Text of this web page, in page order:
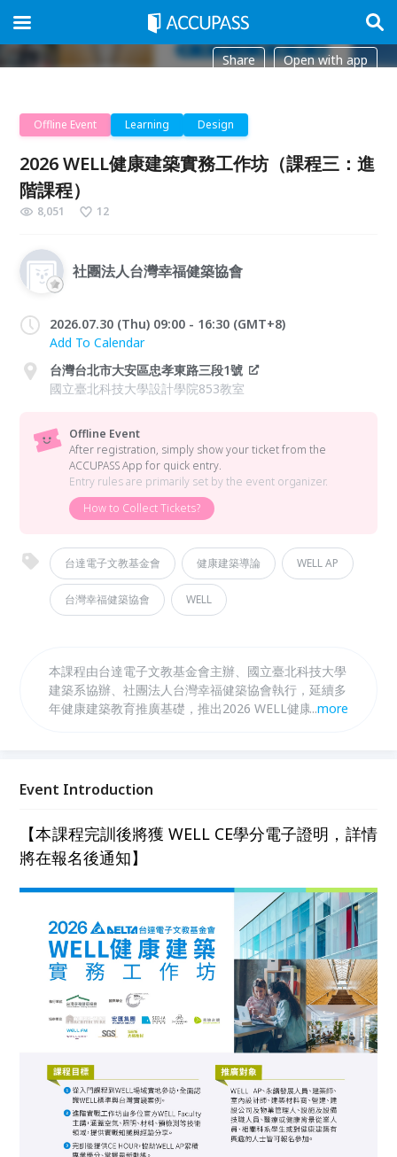
Share Open with app
Offline Event Learning Design
2026 WELL健康建築實務工作坊（課程三：進
階課程）
8,051 12
社團法人台灣幸福健築協會
2026.07.30 (Thu) 09:00 - 16:30 (GMT+8)
Add To Calendar
台灣台北市大安區忠孝東路三段1號
國立臺北科技大學設計學院853教室
Offline Event
After registration, simply show your ticket from the
ACCUPASS App for quick entry.
Entry rules are primarily set by the event organizer.
How to Collect Tickets?
台達電子文教基金會 健康建築導論 WELL AP
台灣幸福健築協會 WELL
本課程由台達電子文教基金會主辦、國立臺北科技大學
建築系協辦、社團法人台灣幸福健築協會執行，延續多
年健康建築教育推廣基礎，推出2026 WELL健康建築
金融等議題，協助建築、設計、永續與企業專業人士掌
...more
Event Introduction
【本課程完訓後將獲 WELL CE學分電子證明，詳情
將在報名後通知】